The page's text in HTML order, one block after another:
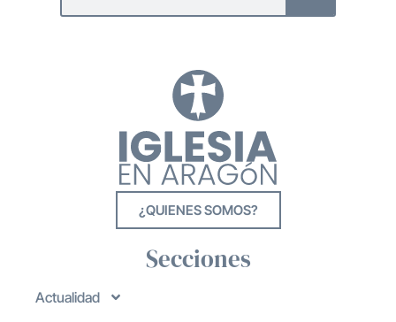
¿QUIENES SOMOS?
Secciones
Actualidad